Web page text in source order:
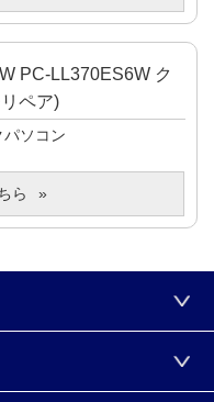
PC-LL370ES6W ク
ペア)
パソコン
ら